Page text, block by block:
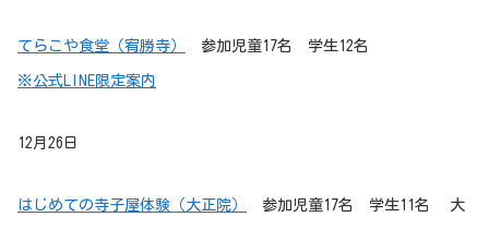
てらこや食堂（宥勝寺） 参加児童17名 学生12名
※公式LINE限定案内
12月26日
はじめての寺子屋体験（大正院） 参加児童17名 学生11名 大